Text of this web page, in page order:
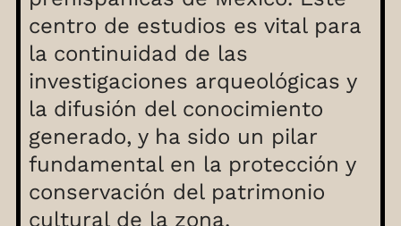
centro de estudios es vital para
la continuidad de las
investigaciones arqueológicas y
la difusión del conocimiento
generado, y ha sido un pilar
fundamental en la protección y
conservación del patrimonio
cultural de la zona.